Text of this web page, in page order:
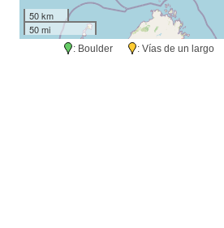
50 km
50 mi
: Boulder : Vías de un largo